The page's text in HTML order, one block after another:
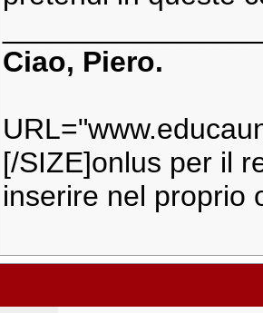
Ciao, Piero.
[/SIZE]onlus per il
inserire nel proprio